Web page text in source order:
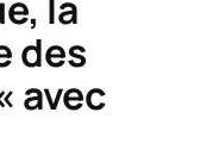
des
avec